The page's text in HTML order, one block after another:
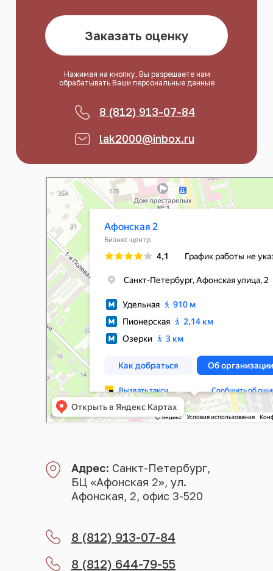
Нажимая на кнопку, Вы разрешаете нам
обрабатывать Ваши персональные данные
8 (812) 913-07-84
Заказать оценку
lak2000@inbox.ru
Афонская 2
Бизнес-центр в Санкт‑Петербурге
Адрес: Санкт-Петербург,
БЦ «Афонская 2», ул.
Афонская, 2, офис 3-520
8 (812) 913-07-84
8 (812) 644-79-55